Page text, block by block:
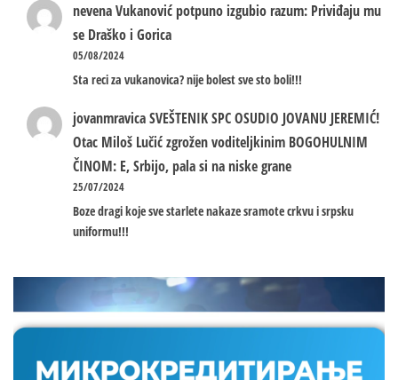
nevenaVukanović potpuno izgubio razum: Priviđaju mu
se Draško i Gorica
05/08/2024
Sta reci za vukanovica? nije bolest sve sto boli!!!
jovanmravicaSVEŠTENIK SPC OSUDIO JOVANU JEREMIĆ!
Otac Miloš Lučić zgrožen voditeljkinim BOGOHULNIM
ČINOM: E, Srbijo, pala si na niske grane
25/07/2024
Boze dragi koje sve starlete nakaze sramote crkvu i srpsku
uniformu!!!